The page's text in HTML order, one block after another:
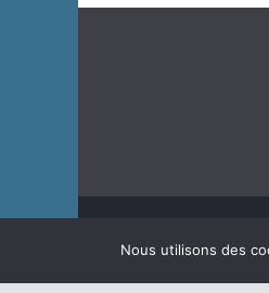
ThemeColorMagpar
Nous utilisons des